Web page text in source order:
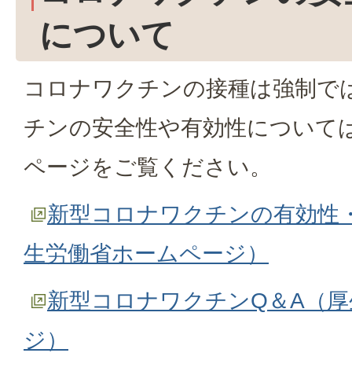
について
コロナワクチンの接種は強制で
チンの安全性や有効性について
ページをご覧ください。
新型コロナワクチンの有効性
生労働省ホームページ）
新型コロナワクチンQ＆A（
ジ）